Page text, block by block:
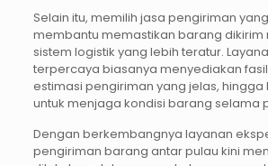
Selain itu, memilih jasa pengiriman
membantu memastikan barang dikirim
sistem logistik yang lebih teratur.
terpercaya biasanya menyediakan
estimasi pengiriman yang jelas,
untuk menjaga kondisi barang selama
Dengan berkembangnya layanan
pengiriman barang antar pulau kini